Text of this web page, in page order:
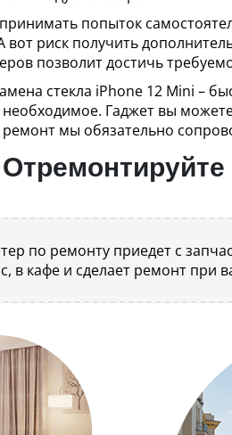
попыток
вот риск получить
позволит достичь
стекла iPhone 12 Mini –
необходимое. Гаджет вы
мы обязательно
по ремонту приедет с
в кафе и сделает ремонт при